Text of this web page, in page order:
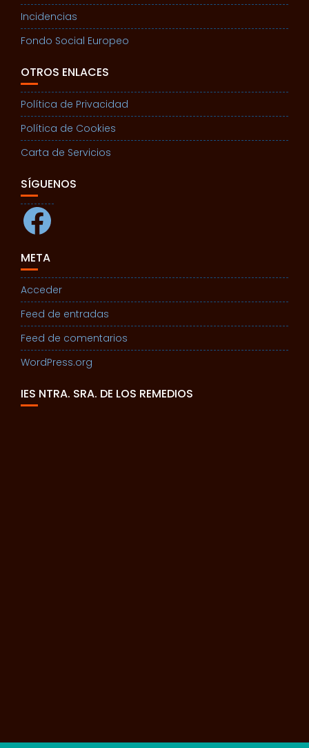
Incidencias
Fondo Social Europeo
OTROS ENLACES
Política de Privacidad
Política de Cookies
Carta de Servicios
SÍGUENOS
Facebook
META
Acceder
Feed de entradas
Feed de comentarios
WordPress.org
IES NTRA. SRA. DE LOS REMEDIOS